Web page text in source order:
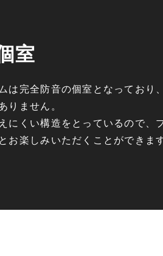
室
は完全防音の個室となっており
りません。
にくい構造をとっているので、
お楽しみいただくことができま